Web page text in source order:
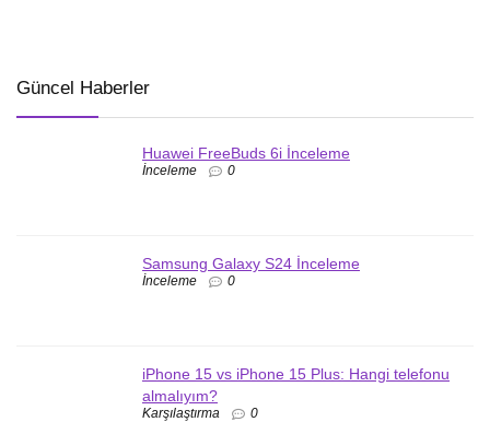
Güncel Haberler
Huawei FreeBuds 6i İnceleme
İnceleme 0
Samsung Galaxy S24 İnceleme
İnceleme 0
iPhone 15 vs iPhone 15 Plus: Hangi telefonu
almalıyım?
Karşılaştırma 0